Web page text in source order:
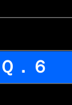
Ｑ．６